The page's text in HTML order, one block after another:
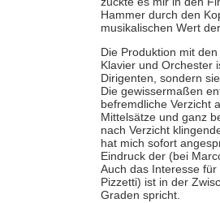
Hammer durch den
musikalischen Wert
Die Produktion mit
Klavier und Orchester
Dirigenten, sondern
Die gewissermaßen
befremdliche Verzicht
Mittelsätze und ganz
nach Verzicht
hat mich sofort
Eindruck der (bei
Auch das Interesse
Pizzetti) ist in der
Graden spricht.